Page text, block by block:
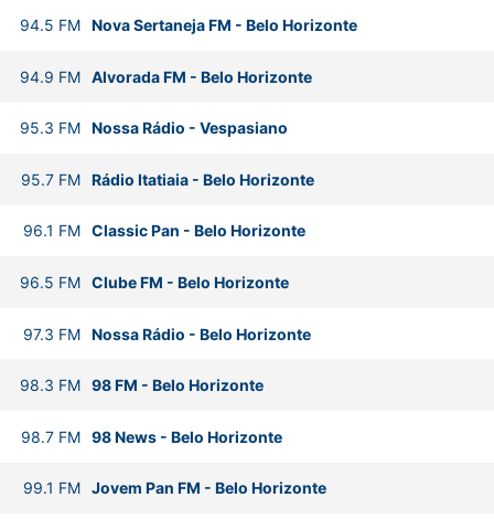
94.5 FM Nova Sertaneja FM - Belo Horizonte
94.9 FM Alvorada FM - Belo Horizonte
95.3 FM Nossa Rádio - Vespasiano
95.7 FM Rádio Itatiaia- Belo Horizonte
96.1 FM Classic Pan - Belo Horizonte
96.5 FM Clube FM - Belo Horizonte
97.3 FM Nossa Rádio - Belo Horizonte
98.3 FM 98 FM - Belo Horizonte
98.7 FM 98 News- Belo Horizonte
99.1 FM Jovem Pan FM - Belo Horizonte